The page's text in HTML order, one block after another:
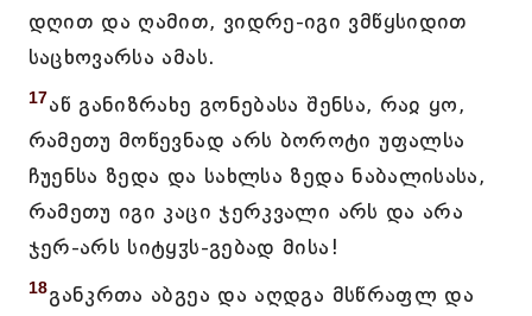
დღით და ღამით, ვიდრე-იგი ვმწყსიდით
საცხოვარსა ამას.
17აწ განიზრახე გონებასა შენსა, რაჲ ყო,
რამეთუ მოწევნად არს ბოროტი უფალსა
ჩუენსა ზედა და სახლსა ზედა ნაბალისასა,
რამეთუ იგი კაცი ჯერკვალი არს და არა
ჯერ-არს სიტყჳს-გებად მისა!
18განკრთა აბგეა და აღდგა მსწრაფლ და